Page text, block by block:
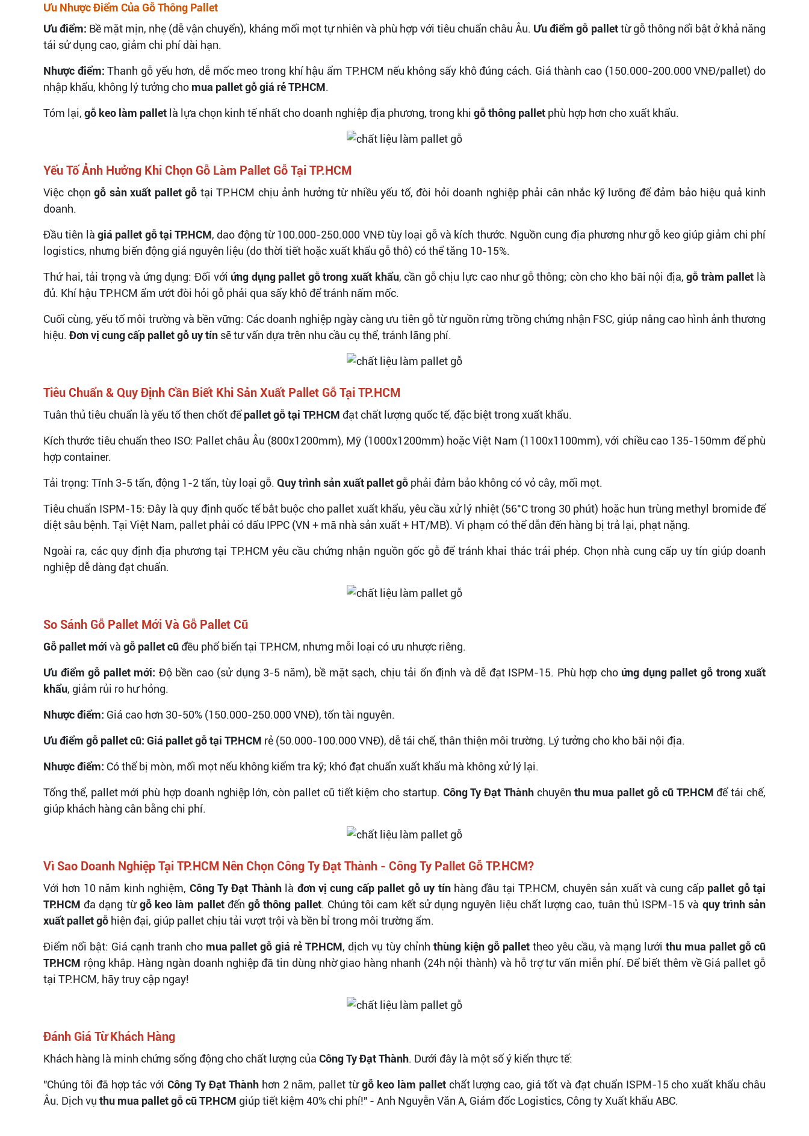
Ưu Nhược Điểm Của Gỗ Thông Pallet
Ưu điểm: Bề mặt mịn, nhẹ (dễ vận chuyển), kháng mối mọt tự nhiên và phù hợp với tiêu chuẩn châu Âu. Ưu điểm gỗ pallettừ gỗ thông nổi bật ở khả năng
tái sử dụng cao, giảm chi phí dài hạn.
Nhược điểm: Thanh gỗ yếu hơn, dễ mốc meo trong khí hậu ẩm TP.HCM nếu không sấy khô đúng cách. Giá thành cao (150.000-200.000 VNĐ/pallet) do
nhập khẩu, không lý tưởng cho mua pallet gỗ giá rẻ TP.HCM.
Tóm lại, gỗ keo làm pallet là lựa chọn kinh tế nhất cho doanh nghiệp địa phương, trong khi gỗ thông pallet phù hợp hơn cho xuất khẩu.
Yếu Tố Ảnh Hưởng Khi Chọn Gỗ Làm Pallet Gỗ Tại TP.HCM
Việc chọn gỗ sản xuất pallet gỗ tại TP.HCM chịu ảnh hưởng từ nhiều yếu tố, đòi hỏi doanh nghiệp phải cân nhắc kỹ lưỡng để đảm bảo hiệu quả kinh
doanh.
Đầu tiên là giá pallet gỗ tại TP.HCM, dao động từ 100.000-250.000 VNĐ tùy loại gỗ và kích thước. Nguồn cung địa phương như gỗ keo giúp giảm chi phí
logistics, nhưng biến động giá nguyên liệu (do thời tiết hoặc xuất khẩu gỗ thô) có thể tăng 10-15%.
Thứ hai, tải trọng và ứng dụng: Đối với ứng dụng pallet gỗ trong xuất khẩu, cần gỗ chịu lực cao như gỗ thông; còn cho kho bãi nội địa,gỗ tràm pallet là
đủ. Khí hậu TP.HCM ẩm ướt đòi hỏi gỗ phải qua sấy khô để tránh nấm mốc.
Cuối cùng, yếu tố môi trường và bền vững: Các doanh nghiệp ngày càng ưu tiên gỗ từ nguồn rừng trồng chứng nhận FSC, giúp nâng cao hình ảnh thương
hiệu. Đơn vị cung cấp pallet gỗ uy tín sẽ tư vấn dựa trên nhu cầu cụ thể, tránh lãng phí.
Tiêu Chuẩn & Quy Định Cần Biết Khi Sản Xuất Pallet Gỗ Tại TP.HCM
Tuân thủ tiêu chuẩn là yếu tố then chốt đểpallet gỗ tại TP.HCM đạt chất lượng quốc tế, đặc biệt trong xuất khẩu.
Kích thước tiêu chuẩn theo ISO: Pallet châu Âu (800x1200mm), Mỹ (1000x1200mm) hoặc Việt Nam (1100x1100mm), với chiều cao 135-150mm để phù
hợp container.
Tải trọng: Tĩnh 3-5 tấn, động 1-2 tấn, tùy loại gỗ. Quy trình sản xuất pallet gỗ phải đảm bảo không có vỏ cây, mối mọt.
Tiêu chuẩn ISPM-15: Đây là quy định quốc tế bắt buộc cho pallet xuất khẩu, yêu cầu xử lý nhiệt (56°C trong 30 phút) hoặc hun trùng methyl bromide để
diệt sâu bệnh. Tại Việt Nam, pallet phải có dấu IPPC (VN + mã nhà sản xuất + HT/MB). Vi phạm có thể dẫn đến hàng bị trả lại, phạt nặng.
Ngoài ra, các quy định địa phương tại TP.HCM yêu cầu chứng nhận nguồn gốc gỗ để tránh khai thác trái phép. Chọn nhà cung cấp uy tín giúp doanh
nghiệp dễ dàng đạt chuẩn.
So Sánh Gỗ Pallet Mới Và Gỗ Pallet Cũ
Gỗ pallet mới và gỗ pallet cũđều phổ biến tại TP.HCM, nhưng mỗi loại có ưu nhược riêng.
Ưu điểm gỗ pallet mới: Độ bền cao (sử dụng 3-5 năm), bề mặt sạch, chịu tải ổn định và dễ đạt ISPM-15. Phù hợp cho ứng dụng pallet gỗ trong xuất
khẩu, giảm rủi ro hư hỏng.
Nhược điểm: Giá cao hơn 30-50% (150.000-250.000 VNĐ), tốn tài nguyên.
Ưu điểm gỗ pallet cũ: Giá pallet gỗ tại TP.HCM rẻ (50.000-100.000 VNĐ), dễ tái chế, thân thiện môi trường. Lý tưởng cho kho bãi nội địa.
Nhược điểm: Có thể bị mòn, mối mọt nếu không kiểm tra kỹ; khó đạt chuẩn xuất khẩu mà không xử lý lại.
Tổng thể, pallet mới phù hợp doanh nghiệp lớn, còn pallet cũ tiết kiệm cho startup. Công Ty Đạt Thành chuyên thu mua pallet gỗ cũ TP.HCM để tái chế,
giúp khách hàng cân bằng chi phí.
Vì Sao Doanh Nghiệp Tại TP.HCM Nên Chọn Công Ty Đạt Thành - Công Ty Pallet Gỗ TP.HCM?
Với hơn 10 năm kinh nghiệm, Công Ty Đạt Thànhlà đơn vị cung cấp pallet gỗ uy tínhàng đầu tại TP.HCM, chuyên sản xuất và cung cấp pallet gỗ tại
TP.HCM đa dạng từgỗ keo làm palletđếngỗ thông pallet. Chúng tôi cam kết sử dụng nguyên liệu chất lượng cao, tuân thủ ISPM-15 và quy trình sản
xuất pallet gỗ hiện đại, giúp pallet chịu tải vượt trội và bền bỉ trong môi trường ẩm.
Điểm nổi bật: Giá cạnh tranh cho mua pallet gỗ giá rẻ TP.HCM, dịch vụ tùy chỉnh thùng kiện gỗ pallettheo yêu cầu, và mạng lướithu mua pallet gỗ cũ
TP.HCM rộng khắp. Hàng ngàn doanh nghiệp đã tin dùng nhờ giao hàng nhanh (24h nội thành) và hỗ trợ tư vấn miễn phí. Để biết thêm về Giá pallet gỗ
tại TP.HCM, hãy truy cập ngay!
Đánh Giá Từ Khách Hàng
Khách hàng là minh chứng sống động cho chất lượng của Công Ty Đạt Thành. Dưới đây là một số ý kiến thực tế:
"Chúng tôi đã hợp tác vớiCông Ty Đạt Thànhhơn 2 năm, pallet từgỗ keo làm palletchất lượng cao, giá tốt và đạt chuẩn ISPM-15 cho xuất khẩu châu
Âu. Dịch vụ thu mua pallet gỗ cũ TP.HCM giúp tiết kiệm 40% chi phí!" - Anh Nguyễn Văn A, Giám đốc Logistics, Công ty Xuất khẩu ABC.